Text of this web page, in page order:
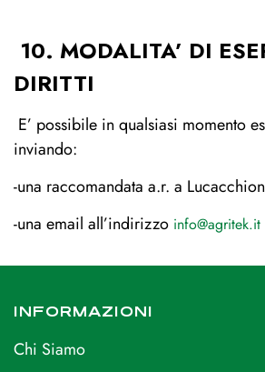
10. MODALITA’ DI
DIRITTI
E’ possibile in qualsiasi momento
inviando:
-una raccomandata a.r. a
-una email all’indirizzo info@agritek.it
INFORMAZIONI
Chi Siamo